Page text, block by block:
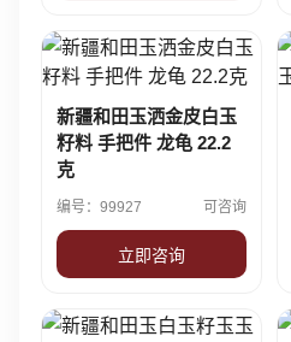
新疆和田玉洒金皮白玉
籽料 手把件 龙龟 22.2
克
编号：99927 可咨询
立即咨询